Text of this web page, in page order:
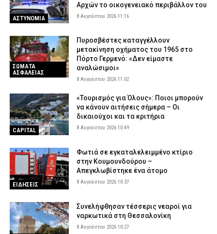
ΑΣΤΥΝΟΜΙΑ
Αρχών το οικογενειακό περιβάλλον του
8 Αυγούστου 2026 11:16
ΣΩΜΑΤΑ
ΑΣΦΑΛΕΙΑΣ
Πυροσβέστες καταγγέλλουν
μετακίνηση οχήματος του 1965 στο
Πόρτο Γερμενό: «Δεν είμαστε
αναλώσιμοι»
8 Αυγούστου 2026 11:02
CAPITAL
«Τουρισμός για Όλους»: Ποιοι μπορούν
να κάνουν αιτήσεις σήμερα – Οι
δικαιούχοι και τα κριτήρια
8 Αυγούστου 2026 10:49
ΕΙΔΗΣΕΙΣ
Φωτιά σε εγκαταλελειμμένο κτίριο
στην Κουμουνδούρου –
Απεγκλωβίστηκε ένα άτομο
8 Αυγούστου 2026 10:37
Συνελήφθησαν τέσσερις νεαροί για
ναρκωτικά στη Θεσσαλονίκη
8 Αυγούστου 2026 10:27